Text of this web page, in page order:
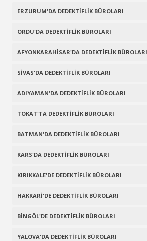
ERZURUM'DA DEDEKTİFLİK BÜROLARI
ORDU'DA DEDEKTİFLİK BÜROLARI
AFYONKARAHİSAR'DA DEDEKTİFLİK BÜROLARI
SİVAS'DA DEDEKTİFLİK BÜROLARI
ADIYAMAN'DA DEDEKTİFLİK BÜROLARI
TOKAT'TA DEDEKTİFLİK BÜROLARI
BATMAN'DA DEDEKTİFLİK BÜROLARI
KARS'DA DEDEKTİFLİK BÜROLARI
KIRIKKALE'DE DEDEKTİFLİK BÜROLARI
HAKKARİ'DE DEDEKTİFLİK BÜROLARI
BİNGÖL'DE DEDEKTİFLİK BÜROLARI
YALOVA'DA DEDEKTİFLİK BÜROLARI